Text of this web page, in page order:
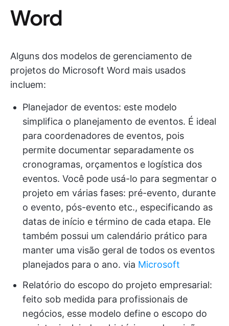
Word
Alguns dos modelos de gerenciamento de
projetos do Microsoft Word mais usados
incluem:
Planejador de eventos: este modelo
simplifica o planejamento de eventos. É ideal
para coordenadores de eventos, pois
permite documentar separadamente os
cronogramas, orçamentos e logística dos
eventos. Você pode usá-lo para segmentar o
projeto em várias fases: pré-evento, durante
o evento, pós-evento etc., especificando as
datas de início e término de cada etapa. Ele
também possui um calendário prático para
manter uma visão geral de todos os eventos
planejados para o ano. via Microsoft
Relatório do escopo do projeto empresarial:
feito sob medida para profissionais de
negócios, esse modelo define o escopo do